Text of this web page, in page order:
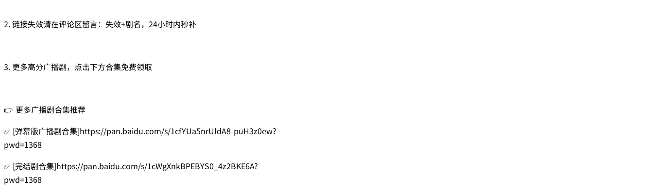
2. 链接失效请在评论区留言：失效+剧名，24小时内秒补
3. 更多高分广播剧，点击下方合集免费领取
👉 更多广播剧合集推荐
✅ [弹幕版广播剧合集]https://pan.baidu.com/s/1cfYUa5nrUldA8-puH3z0ew?
pwd=1368
✅ [完结剧合集]https://pan.baidu.com/s/1cWgXnkBPEBYS0_4z2BKE6A?
pwd=1368